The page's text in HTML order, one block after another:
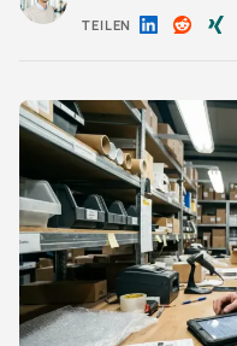
TEILEN Auf Auf Auf